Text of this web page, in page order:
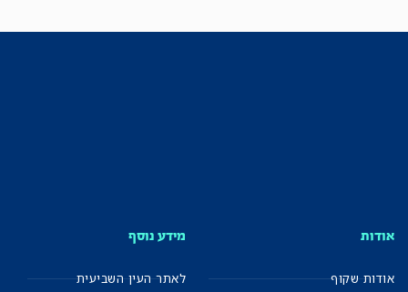
אודות
אודות שקוף
מידע נוסף
לאתר העין השביעית